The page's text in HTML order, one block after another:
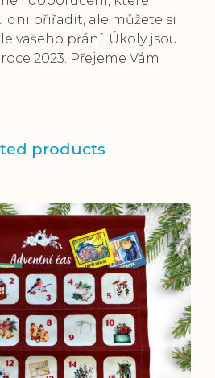
dni přiřadit, ale můžete si
vašeho přání. Úkoly jsou
2023. Přejeme Vám
products